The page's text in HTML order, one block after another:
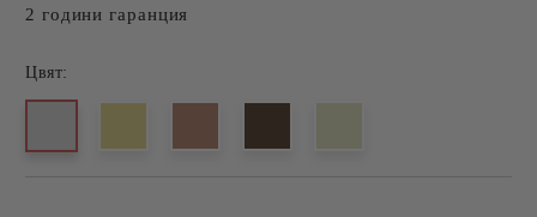
2 години гаранция
Цвят: